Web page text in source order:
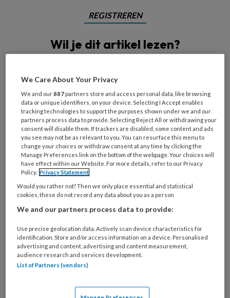
REGISTREREN
Wil je dit artikel lezen?
artikelen gratis per maand
Al een account of abonnement?Log dan in
Wat
is
je
e-
* *
Kies
je
wachtwoord* *
Kies
je
functie *
Bij
welke
We Care About Your Privacy
We and our887 partners store and access personal data, like browsing
data or unique identifiers, on your device. Selecting I Accept enables
tracking technologies to support the purposes shown under we and our
partners process data to provide. Selecting Reject All or withdrawing your
consent will disable them. If trackers are disabled, some content and ads
you see may not be as relevant to you. You can resurface this menu to
change your choices or withdraw consent at any time by clicking the
Manage Preferences link on the bottom of the webpage. Your choices will
have effect within our Website. For more details, refer to our Privacy
Policy. Privacy Statement
Would you rather not? Then we only place essential and statistical
cookies, these do not record any data about you as a person
We and our partners process data to provide:
Use precise geolocation data. Actively scan device characteristics for
identification. Store and/or access information on a device. Personalised
advertising and content, advertising and content measurement,
audience research and services development.
List of Partners (vendors)